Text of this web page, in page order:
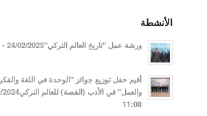
الأنشطة
ورشة عمل "تاريخ العالم التركي"24/02/2025 - 17:36
أقيم حفل توزيع جوائز "الوحدة في اللغة والفكر
11:08